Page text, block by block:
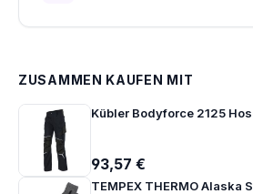
ZUSAMMEN KAUFEN MIT
Kübler Bodyforce 2125
93,57 €
TEMPEX THERMO Alaska